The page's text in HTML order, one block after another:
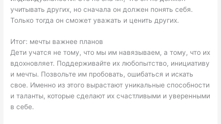
учитывать других, но сначала он должен понять себя.
Только тогда он сможет уважать и ценить других.
Итог: мечты важнее планов
Дети учатся не тому, что мы им навязываем, а тому, что их
вдохновляет. Поддерживайте их любопытство, инициативу
и мечты. Позвольте им пробовать, ошибаться и искать
свое. Именно из этого вырастают уникальные способности
и таланты, которые сделают их счастливыми и уверенными
в себе.